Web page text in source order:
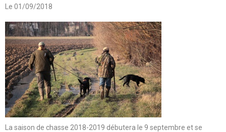
Vie associative
Tourisme
Agenda
Album photos
Le 01/09/2018
La saison de chasse 2018-2019 débutera le 9 septembre et se